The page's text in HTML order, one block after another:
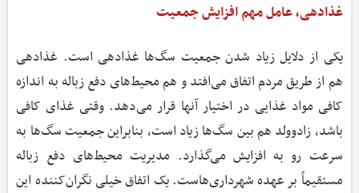
غذادهی، عامل مهم افزایش جمعیت
یکی از دلایل زیاد شدن جمعیت سگ‌ها غذادهی است. غذادهی
هم از طریق مردم اتفاق می‌افتد و هم محیط‌های دفع زباله به اندازه
کافی مواد غذایی در اختیار آنها قرار می‌دهد. وقتی غذای کافی
باشد، زادوولد هم بین سگ‌ها زیاد است، بنابراین جمعیت سگ‌ها به
سرعت رو به افزایش می‌گذارد. مدیریت محیط‌های دفع زباله
مستقیماً بر عهده شهرداری‌هاست. یک اتفاق خیلی نگران‌کننده این